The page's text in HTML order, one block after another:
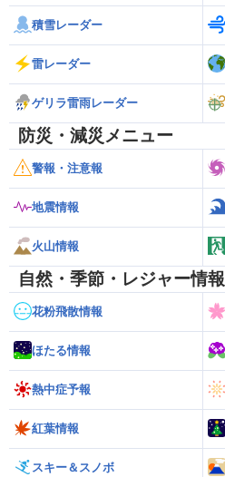
積雪レーダー
雷レーダー
ゲリラ雷雨レーダー
防災・減災メニュー
警報・注意報
地震情報
火山情報
自然・季節・レジャー情報
花粉飛散情報
ほたる情報
熱中症予報
紅葉情報
スキー＆スノボ